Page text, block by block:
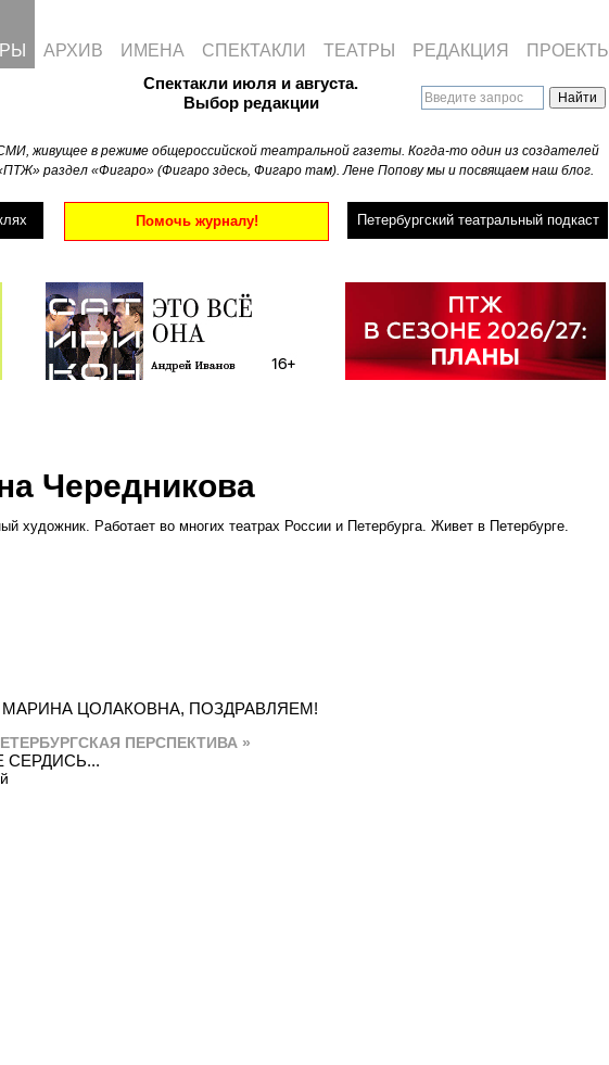
живущее в режиме общероссийской театральной газеты. Когда-то один из создателей
раздел «Фигаро» (Фигаро здесь, Фигаро там). Лене Попову мы и посвящаем наш блог.
Спектакли июля и августа.
Выбор редакции
Помочь журналу! Петербургский театральный подкаст
АРХИВ ИМЕНА СПЕКТАКЛИ ТЕАТРЫ РЕДАКЦИЯ ПРОЕКТЫ
Чередникова
художник. Работает во многих театрах России и Петербурга. Живет в Петербурге.
ЦОЛАКОВНА, ПОЗДРАВЛЯЕМ!
ПЕРСПЕКТИВА »
СЕРДИСЬ...